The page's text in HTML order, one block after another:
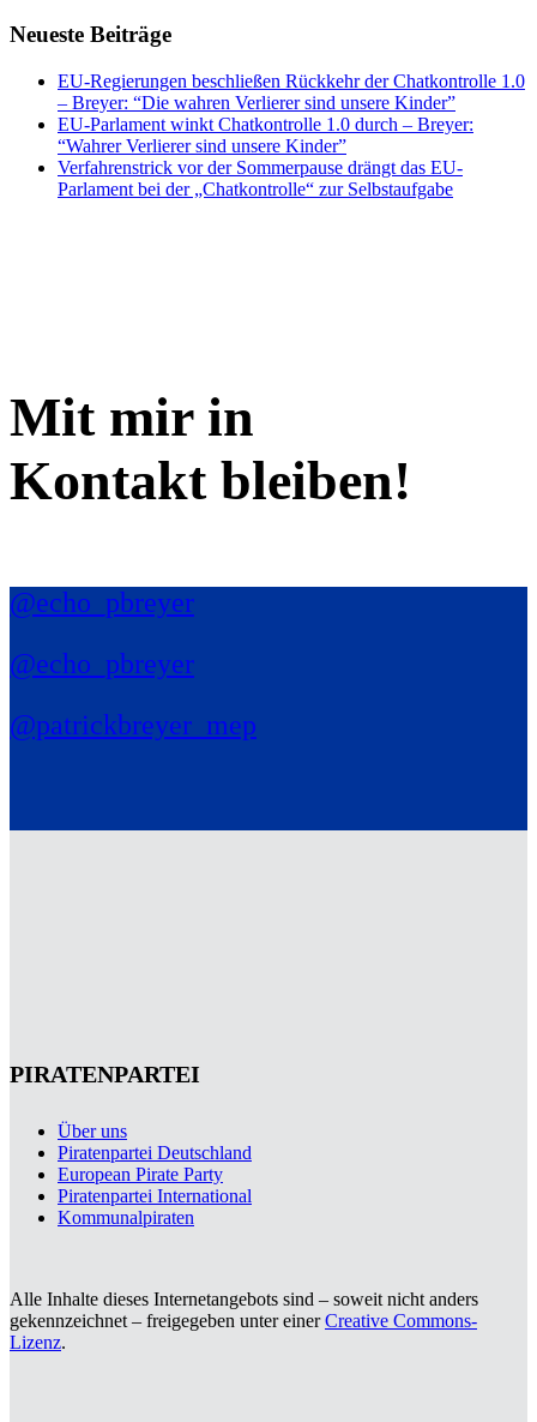
Neueste Beiträge
EU-Regierungen beschließen Rückkehr der Chatkontrolle 1.0
– Breyer: “Die wahren Verlierer sind unsere Kinder”
EU-Parlament winkt Chatkontrolle 1.0 durch – Breyer:
“Wahrer Verlierer sind unsere Kinder”
Verfahrenstrick vor der Sommerpause drängt das EU-
Parlament bei der „Chatkontrolle“ zur Selbstaufgabe
Mit mir in
Kontakt bleiben!
@echo_pbreyer
@echo_pbreyer
@patrickbreyer_mep
PIRATENPARTEI
Über uns
Piratenpartei Deutschland
European Pirate Party
Piratenpartei International
Kommunalpiraten
Alle Inhalte dieses Internetangebots sind – soweit nicht anders
gekennzeichnet – freigegeben unter einerCreative Commons-
Lizenz.